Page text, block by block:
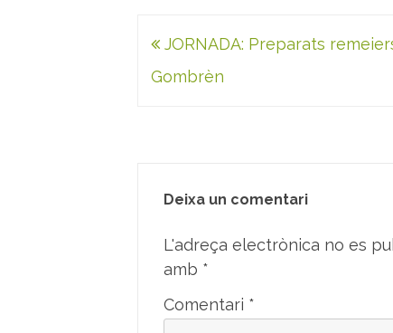
Navegació
d'entrades
JORNADA: Preparats
Gombrèn
Deixa un comentari
L'adreça electrònica no es
amb *
Comentari *